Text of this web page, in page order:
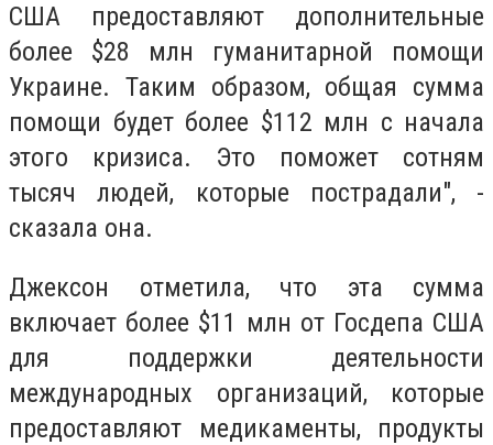
США предоставляют дополнительные
более $28 млн гуманитарной помощи
Украине. Таким образом, общая сумма
помощи будет более $112 млн с начала
этого кризиса. Это поможет сотням
тысяч людей, которые пострадали", -
сказала она.
Джексон отметила, что эта сумма
включает более $11 млн от Госдепа США
для поддержки деятельности
международных организаций, которые
предоставляют медикаменты, продукты